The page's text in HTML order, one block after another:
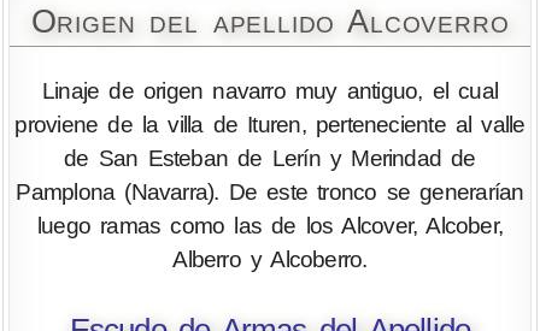
Origen del apellido Alcoverro
Linaje de origen navarro muy antiguo, el cual
proviene de la villa de Ituren, perteneciente al valle
de San Esteban de Lerín y Merindad de
Pamplona (Navarra). De este tronco se generarían
luego ramas como las de los Alcover, Alcober,
Alberro y Alcoberro.